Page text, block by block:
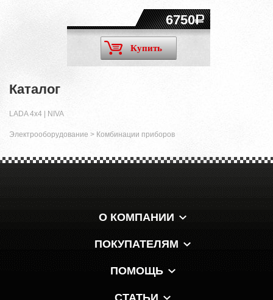
6750
Купить
Каталог
LADA 4x4 | NIVA
Электрооборудование > Комбинации приборов
О КОМПАНИИ
ПОКУПАТЕЛЯМ
ПОМОЩЬ
СТАТЬИ